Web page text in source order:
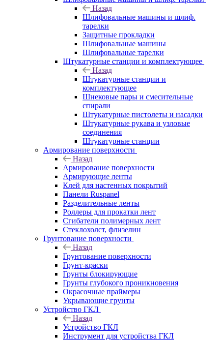
Назад
Шлифовальные машины и шлиф.
тарелки
Защитные прокладки
Шлифовальные машины
Шлифовальные тарелки
Штукатурные станции и комплектующее
Назад
Штукатурные станции и
комплектующее
Шнековые пары и смесительные
спирали
Штукатурные пистолеты и насадки
Штукатурные рукава и узловые
соединения
Штукатурные станции
Армирование поверхности
Назад
Армирование поверхности
Армирующие ленты
Клей для настенных покрытий
Панели Ruspanel
Разделительные ленты
Роллеры для прокатки лент
Сгибатели полимерных лент
Стеклохолст, флизелин
Грунтование поверхности
Назад
Грунтование поверхности
Грунт-краски
Грунты блокирующие
Грунты глубокого проникновения
Окрасочные праймеры
Укрывающие грунты
Устройство ГКЛ
Назад
Устройство ГКЛ
Инструмент для устройства ГКЛ